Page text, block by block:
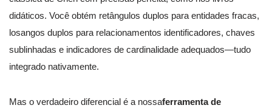
didáticos. Você obtém retângulos duplos para entidades fracas,
losangos duplos para relacionamentos identificadores, chaves
sublinhadas e indicadores de cardinalidade adequados—tudo
integrado nativamente.
Mas o verdadeiro diferencial é a nossaferramenta de